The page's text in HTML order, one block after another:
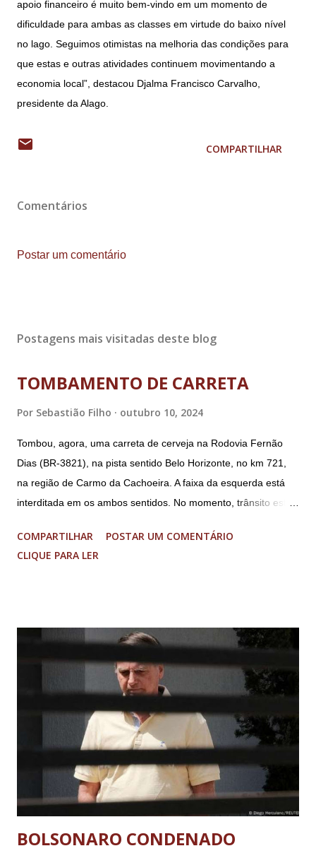
apoio financeiro é muito bem-vindo em um momento de
dificuldade para ambas as classes em virtude do baixo nível
no lago. Seguimos otimistas na melhoria das condições para
que estas e outras atividades continuem movimentando a
economia local”, destacou Djalma Francisco Carvalho,
presidente da Alago.
COMPARTILHAR
Comentários
Postar um comentário
Postagens mais visitadas deste blog
TOMBAMENTO DE CARRETA
Por Sebastião Filho outubro 10, 2024
Tombou, agora, uma carreta de cerveja na Rodovia Fernão
Dias (BR-3821), na pista sentido Belo Horizonte, no km 721,
na região de Carmo da Cachoeira. A faixa da esquerda está
interditada em os ambos sentidos. No momento, trânsito está
Imagens @transitofernaodias *Por Sebastião Filho
COMPARTILHAR
POSTAR UM COMENTÁRIO
CLIQUE PARA LER
BOLSONARO CONDENADO